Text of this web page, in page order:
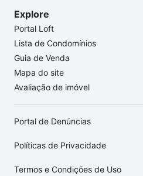
Explore
Portal Loft
Lista de Condomínios
Guia de Venda
Mapa do site
Avaliação de imóvel
Portal de Denúncias
Políticas de Privacidade
Termos e Condições de Uso